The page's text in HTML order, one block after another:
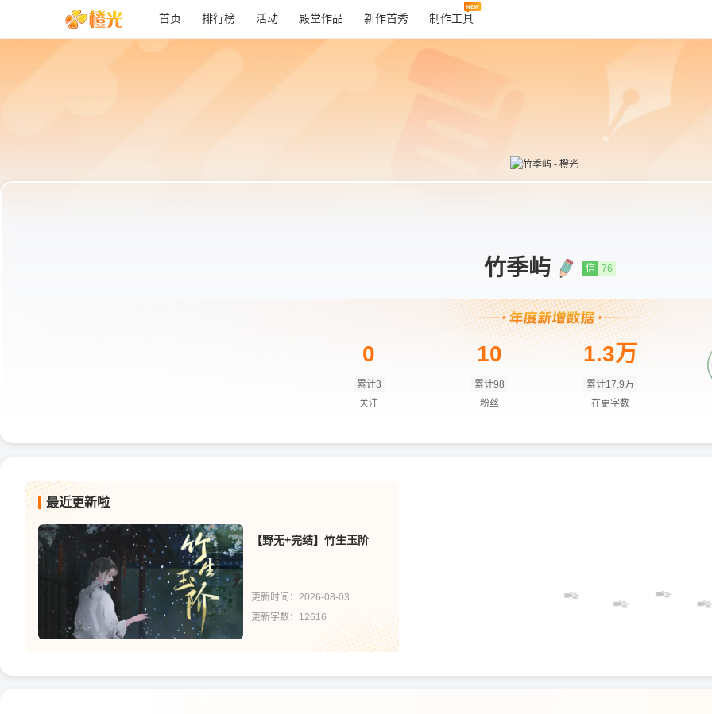
首页 排行榜 活动 殿堂作品 新作首秀 制作工具
竹季屿 信 76
0
累计3
关注
10
累计98
粉丝
1.3万
累计17.9万
在更字数
最近更新啦
【野无+完结】竹生玉阶
更新时间：2026-08-03
更新字数：12616